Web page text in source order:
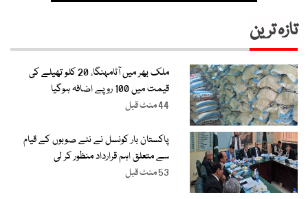
تازہ ترین
ملک بھر میں آٹامہنگا، 20 کلو تھیلے کی
قیمت میں 100 روپے اضافہ ہوگیا
44 منٹ قبل
پاکستان بار کونسل نے نئے صوبوں کے قیام
سے متعلق اہم قرارداد منظور کر لی
53 منٹ قبل